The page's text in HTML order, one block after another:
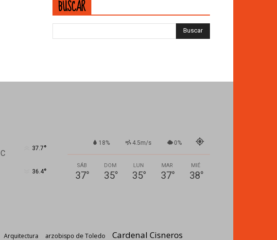
BUSCAR
C
37.7°
36.4°
18% 4.5m/s 0%
SÁB
37°
DOM
35°
LUN
35°
MAR
37°
MIÉ
38°
Arquitectura arzobispo de Toledo Cardenal Cisneros